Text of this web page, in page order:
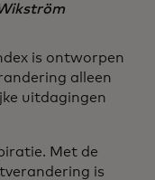
is ontworpen
alleen
uitdagingen
Met de
is